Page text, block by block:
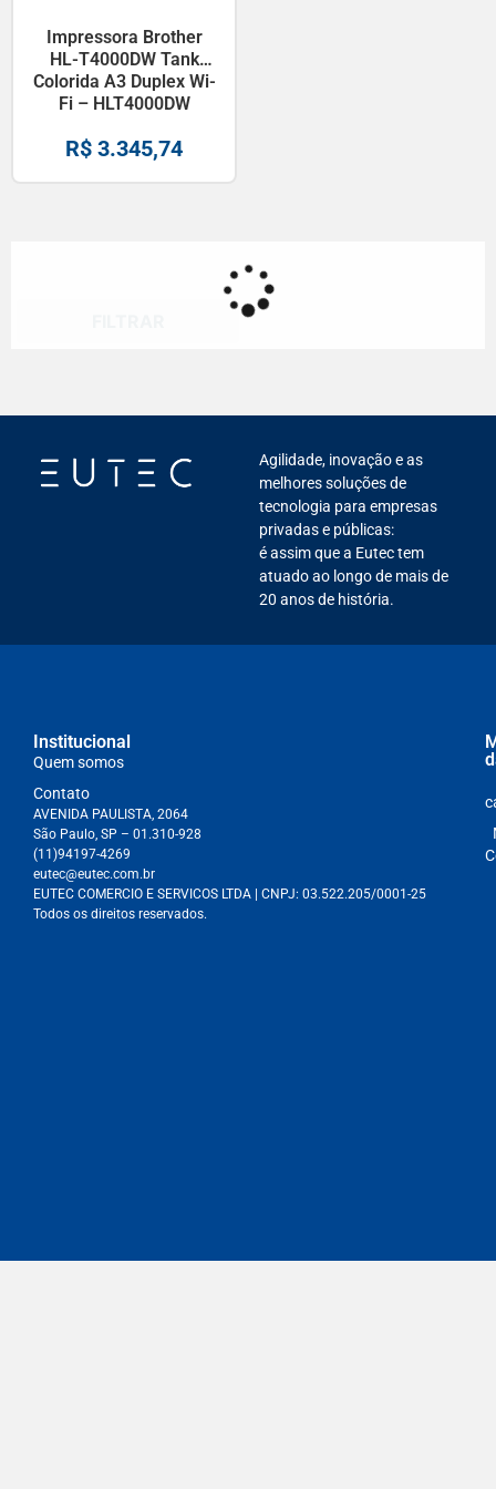
Impressora Brother
HL-T4000DW Tank
Colorida A3 Duplex Wi-
Fi – HLT4000DW
R$ 3.345,74
Agilidade, inovação e as
melhores soluções de
tecnologia para empresas
privadas e públicas:
é assim que a Eutec tem
atuado ao longo de mais de
20 anos de história.
Institucional
Quem somos
Contato
AVENIDA PAULISTA, 2064
São Paulo, SP – 01.310-928
(11)94197-4269
eutec@eutec.com.br
EUTEC COMERCIO E SERVICOS LTDA | CNPJ: 03.522.205/0001-25
Todos os direitos reservados.